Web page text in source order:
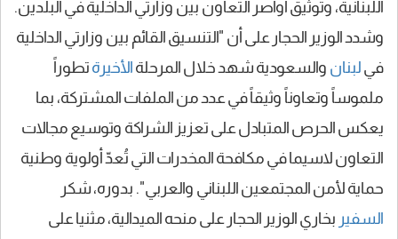
اللبنانية، وتوثيق أواصر التعاون بين وزارتي الداخلية في البلدين.
وشدد الوزير الحجار على أن "التنسيق القائم بين وزارتي الداخلية
في لبنان والسعودية شهد خلال المرحلة الأخيرة تطوراً
ملموساً وتعاوناً وثيقاً في عدد من الملفات المشتركة، بما
يعكس الحرص المتبادل على تعزيز الشراكة وتوسيع مجالات
التعاون لاسيما في مكافحة المخدرات التي تُعدّ أولوية وطنية
حماية لأمن المجتمعين اللبناني والعربي". بدوره، شكر
السفير بخاري الوزير الحجار على منحه الميدالية، مثنيا على